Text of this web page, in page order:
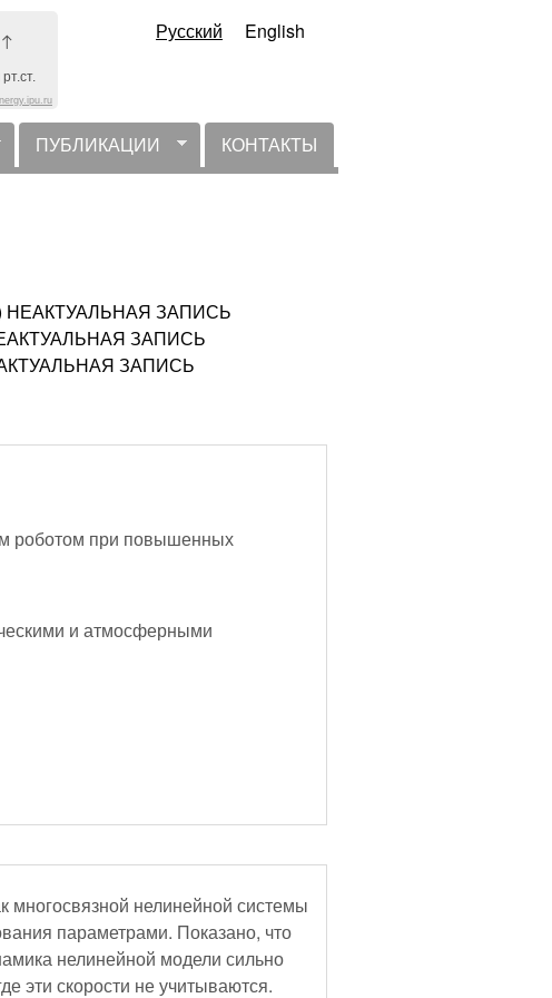
Русский English
ПУБЛИКАЦИИ КОНТАКТЫ
НЕАКТУАЛЬНАЯ ЗАПИСЬ
ЗАПИСЬ
ЗАПИСЬ
роботом при повышенных
и атмосферными
многосвязной нелинейной системы
параметрами. Показано, что
нелинейной модели сильно
эти скорости не учитываются.